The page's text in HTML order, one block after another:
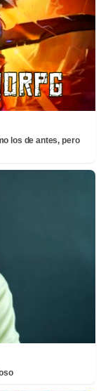
los de antes, pero